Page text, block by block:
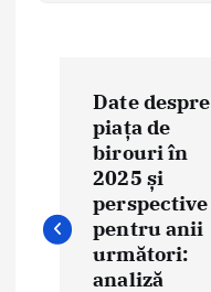
i
g
Date despre
piața de
birouri în
2025 și
perspective
pentru anii
următori:
analiză